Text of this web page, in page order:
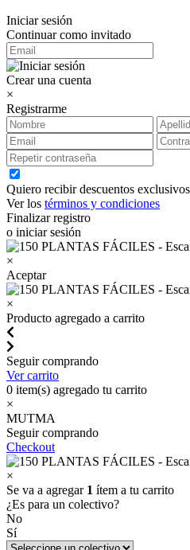
Iniciar sesión
Continuar como invitado
Crear una cuenta
×
Registrarme
Quiero recibir descuentos
Ver los términos y condiciones
Finalizar registro
o iniciar sesión
×
Aceptar
×
Producto agregado a carrito
Seguir comprando
Ver carrito
0 item(s) agregado tu carrito
×
MUTMA
Seguir comprando
Checkout
×
Se va a agregar 1 ítem a tu carrito
¿Es para un colectivo?
No
Sí